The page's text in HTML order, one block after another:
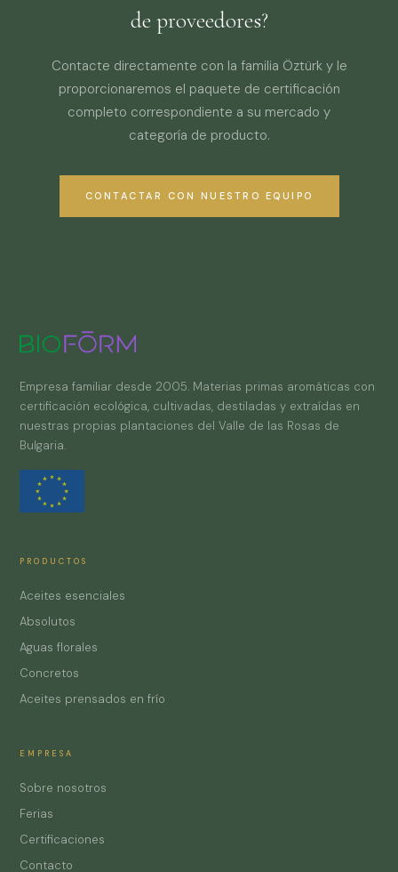
de proveedores?
Contacte directamente con la familia Öztürk y le
proporcionaremos el paquete de certificación
completo correspondiente a su mercado y
categoría de producto.
CONTACTAR CON NUESTRO EQUIPO
Empresa familiar desde 2005. Materias primas aromáticas con
certificación ecológica, cultivadas, destiladas y extraídas en
nuestras propias plantaciones del Valle de las Rosas de
Bulgaria.
PRODUCTOS
Aceites esenciales
Absolutos
Aguas florales
Concretos
Aceites prensados en frío
EMPRESA
Sobre nosotros
Ferias
Certificaciones
Contacto